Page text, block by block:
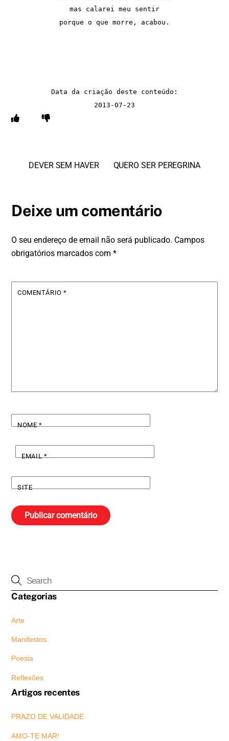
mas calarei meu sentir
porque o que morre, acabou.
Data da criação deste conteúdo:
2013-07-23
DEVER SEM HAVER QUERO SER PEREGRINA
Deixe um comentário
O seu endereço de email não será publicado. Campos
obrigatórios marcados com*
COMENTÁRIO*
NOME*
EMAIL*
SITE
Categorias
Arte
Manifestos
Poesia
Reflexões
Artigos recentes
PRAZO DE VALIDADE
AMO-TE MAR!